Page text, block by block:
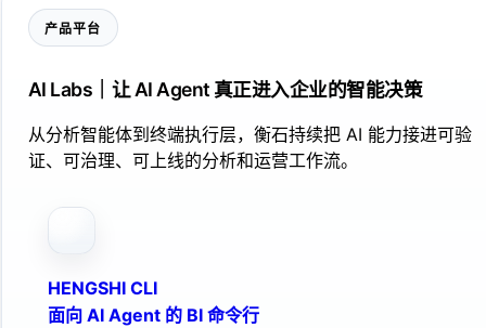
产品平台
AI Labs｜让 AI Agent 真正进入企业的智能决策
从分析智能体到终端执行层，衡石持续把 AI 能力接进可验
证、可治理、可上线的分析和运营工作流。
HENGSHI CLI
面向 AI Agent 的 BI 命令行